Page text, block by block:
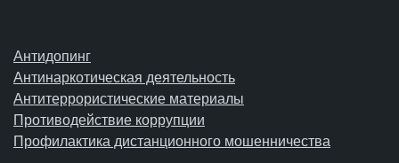
Антидопинг
Антинаркотическая деятельность
Антитеррористические материалы
Противодействие коррупции
Профилактика дистанционного мошенничества